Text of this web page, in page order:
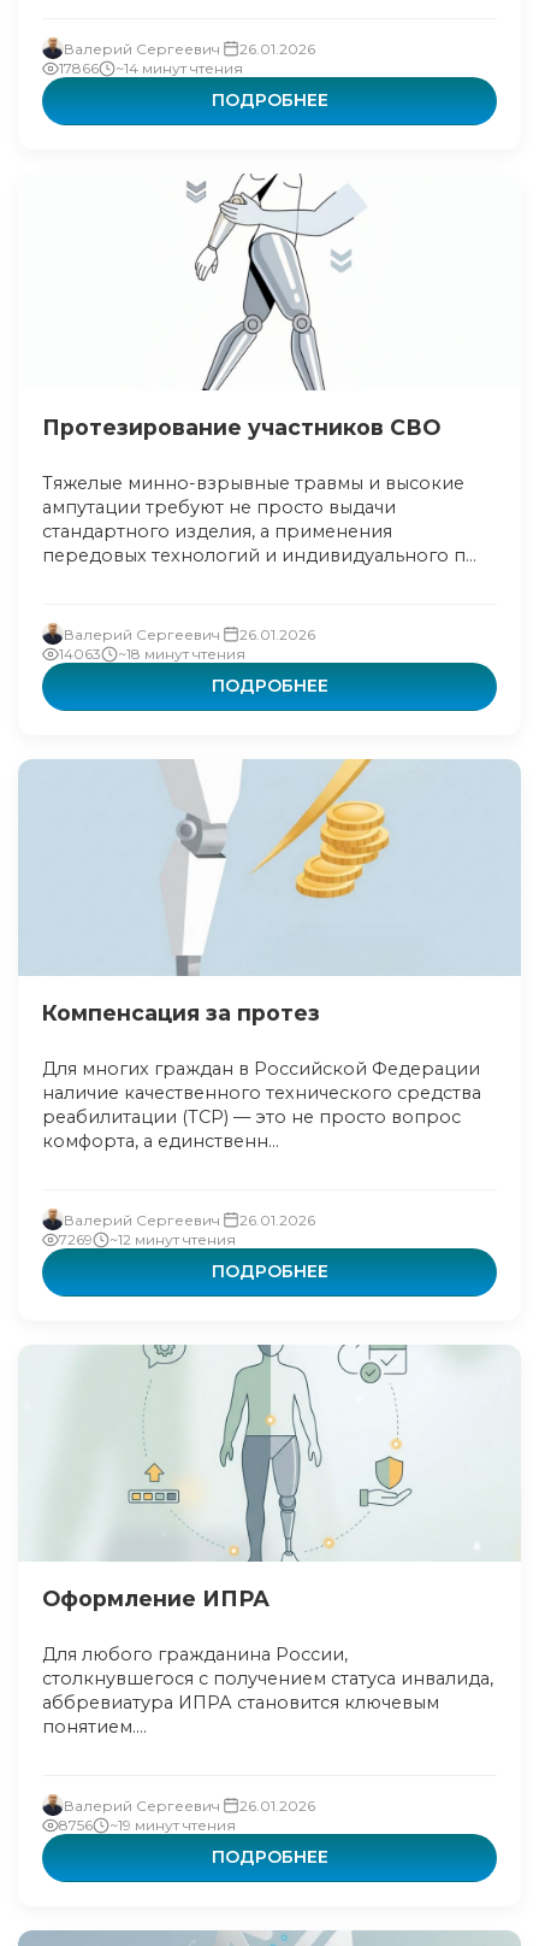
Валерий Сергеевич
26.01.2026
17866
~14 минут чтения
ПОДРОБНЕЕ
Протезирование участников СВО
Тяжелые минно-взрывные травмы и высокие
ампутации требуют не просто выдачи
стандартного изделия, а применения
передовых технологий и индивидуального п...
Валерий Сергеевич
26.01.2026
14063
~18 минут чтения
ПОДРОБНЕЕ
Компенсация за протез
Для многих граждан в Российской Федерации
наличие качественного технического средства
реабилитации (ТСР) — это не просто вопрос
комфорта, а единственн...
Валерий Сергеевич
26.01.2026
7269
~12 минут чтения
ПОДРОБНЕЕ
Оформление ИПРА
Для любого гражданина России,
столкнувшегося с получением статуса инвалида,
аббревиатура ИПРА становится ключевым
понятием....
Валерий Сергеевич
26.01.2026
8756
~19 минут чтения
ПОДРОБНЕЕ